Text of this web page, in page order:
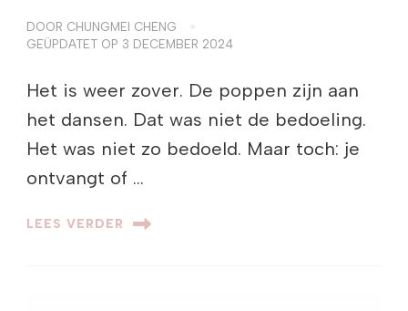
DOOR CHUNGMEI CHENG
GEÜPDATET OP 3 DECEMBER 2024
Het is weer zover. De poppen zijn aan
het dansen. Dat was niet de bedoeling.
Het was niet zo bedoeld. Maar toch: je
ontvangt of …
LEES VERDER